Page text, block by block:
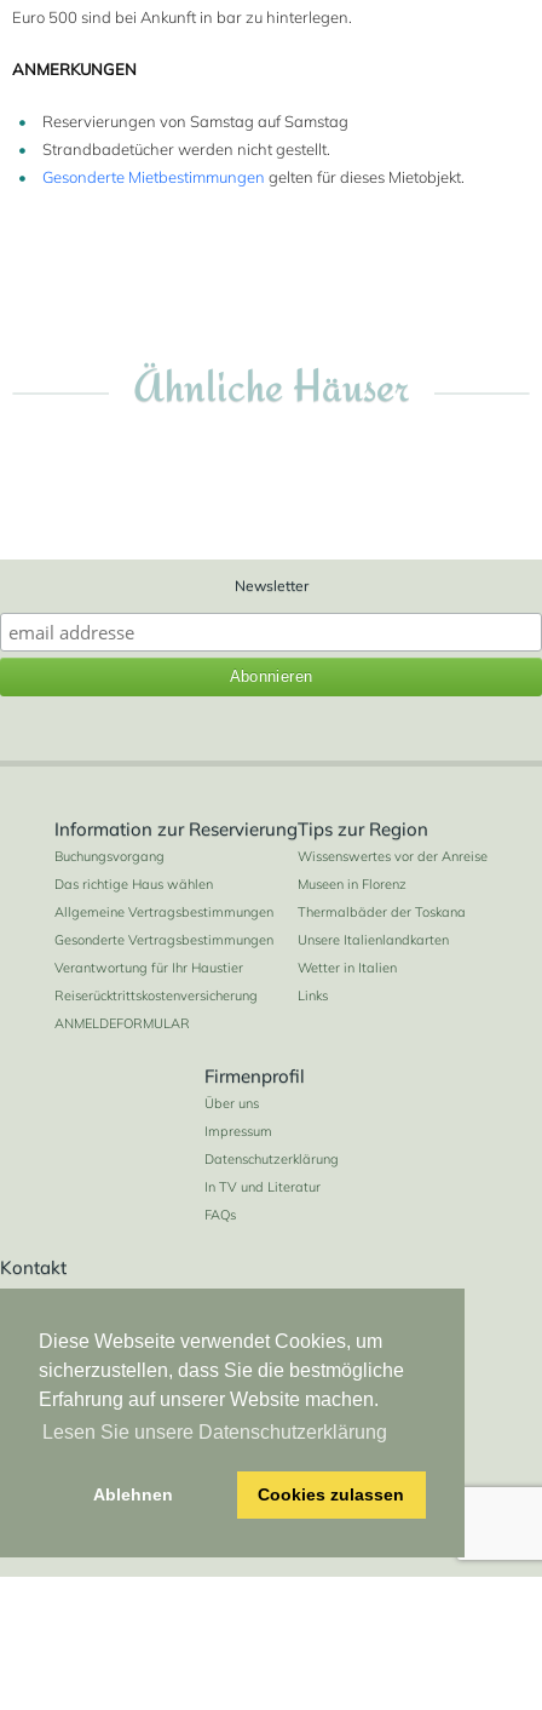
Diese Webseite verwendet Cookies, um
sicherzustellen, dass Sie die bestmögliche
Erfahrung auf unserer Website machen.
Lesen Sie unsere Datenschutzerklärung
Ablehnen Cookies zulassen
6
Euro 500 sind bei Ankunft in bar zu hinterlegen.
ANMERKUNGEN
Reservierungen von Samstag auf Samstag
Strandbadetücher werden nicht gestellt.
Gesonderte Mietbestimmungen gelten für dieses Mietobjekt.
Ähnliche Häuser
Newsletter
Information zur Reservierung
Buchungsvorgang
Das richtige Haus wählen
Allgemeine Vertragsbestimmungen
Gesonderte Vertragsbestimmungen
Verantwortung für Ihr Haustier
Reiserücktrittskostenversicherung
ANMELDEFORMULAR
Tips zur Region
Wissenswertes vor der Anreise
Museen in Florenz
Thermalbäder der Toskana
Unsere Italienlandkarten
Wetter in Italien
Links
Firmenprofil
Über uns
Impressum
Datenschutzerklärung
In TV und Literatur
FAQs
Kontakt
02223 908019
Tel. von Österreich/Schweiz
0049 2223 908019
Tel. von USA